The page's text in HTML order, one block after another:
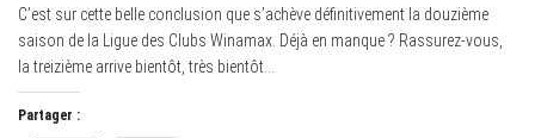
C’est sur cette belle conclusion que s’achève définitivement la douzième
saison de la Ligue des Clubs Winamax. Déjà en manque ? Rassurez-vous,
la treizième arrive bientôt, très bientôt…
Partager :